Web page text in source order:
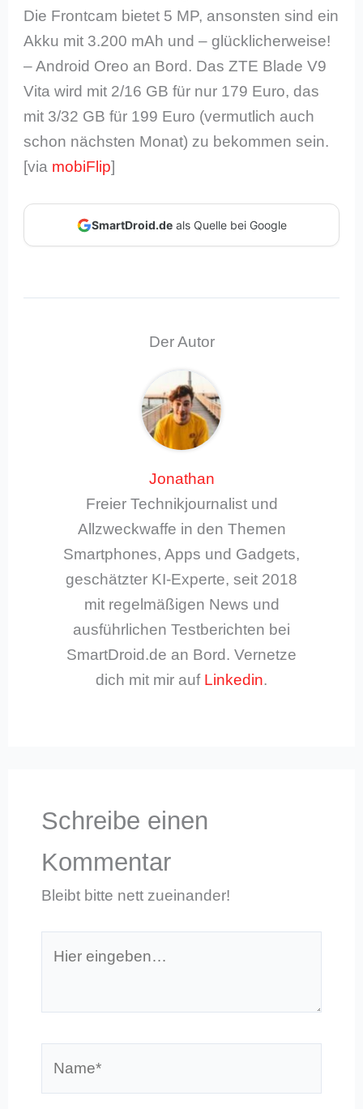
Die Frontcam bietet 5 MP, ansonsten sind ein
Akku mit 3.200 mAh und – glücklicherweise!
– Android Oreo an Bord. Das ZTE Blade V9
Vita wird mit 2/16 GB für nur 179 Euro, das
mit 3/32 GB für 199 Euro (vermutlich auch
schon nächsten Monat) zu bekommen sein.
[via mobiFlip]
SmartDroid.deals Quelle bei Google
Der Autor
Jonathan
Freier Technikjournalist und
Allzweckwaffe in den Themen
Smartphones, Apps und Gadgets,
geschätzter KI-Experte, seit 2018
mit regelmäßigen News und
ausführlichen Testberichten bei
SmartDroid.de an Bord. Vernetze
dich mit mir auf Linkedin.
Schreibe einen
Kommentar
Bleibt bitte nett zueinander!
eingeben…